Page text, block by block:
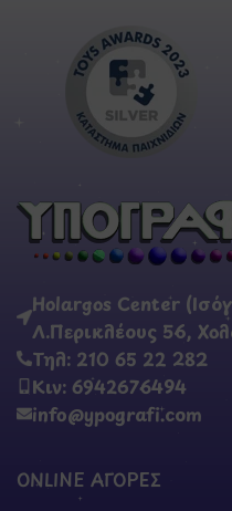
Holargos Center
Λ.Περικλέους 56,
Τηλ: 210 65 22 282
Κιν: 6942676494
info@ypografi.com
ONLINE ΑΓΟΡΕΣ